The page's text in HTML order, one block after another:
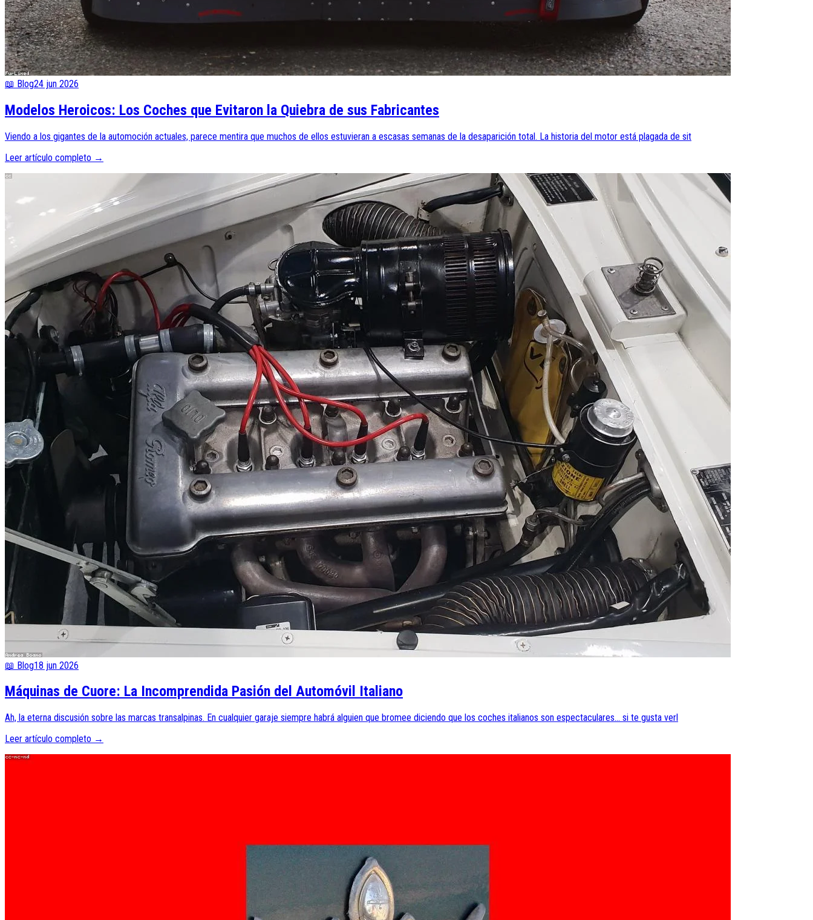
📖 Blog24 jun 2026
Modelos Heroicos: Los Coches que Evitaron la Quiebra de sus Fabricantes
Viendo a los gigantes de la automoción actuales, parece mentira que muchos de ellos estuvieran a escasas semanas de la desaparición total. La historia del motor está plagada de sit
Leer artículo completo →
📖 Blog18 jun 2026
Máquinas de Cuore: La Incomprendida Pasión del Automóvil Italiano
Ah, la eterna discusión sobre las marcas transalpinas. En cualquier garaje siempre habrá alguien que bromee diciendo que los coches italianos son espectaculares... si te gusta verl
Leer artículo completo →